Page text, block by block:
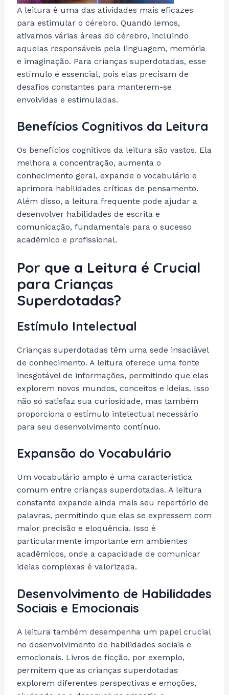
A leitura é uma das atividades mais eficazes
para estimular o cérebro. Quando lemos,
ativamos várias áreas do cérebro, incluindo
aquelas responsáveis pela linguagem, memória
e imaginação. Para crianças superdotadas, esse
estímulo é essencial, pois elas precisam de
desafios constantes para manterem-se
envolvidas e estimuladas.
Benefícios Cognitivos da Leitura
Os benefícios cognitivos da leitura são vastos. Ela
melhora a concentração, aumenta o
conhecimento geral, expande o vocabulário e
aprimora habilidades críticas de pensamento.
Além disso, a leitura frequente pode ajudar a
desenvolver habilidades de escrita e
comunicação, fundamentais para o sucesso
acadêmico e profissional.
Por que a Leitura é Crucial
para Crianças
Superdotadas?
Estímulo Intelectual
Crianças superdotadas têm uma sede insaciável
de conhecimento. A leitura oferece uma fonte
inesgotável de informações, permitindo que elas
explorem novos mundos, conceitos e ideias. Isso
não só satisfaz sua curiosidade, mas também
proporciona o estímulo intelectual necessário
para seu desenvolvimento contínuo.
Expansão do Vocabulário
Um vocabulário amplo é uma característica
comum entre crianças superdotadas. A leitura
constante expande ainda mais seu repertório de
palavras, permitindo que elas se expressem com
maior precisão e eloquência. Isso é
particularmente importante em ambientes
acadêmicos, onde a capacidade de comunicar
ideias complexas é valorizada.
Desenvolvimento de Habilidades
Sociais e Emocionais
A leitura também desempenha um papel crucial
no desenvolvimento de habilidades sociais e
emocionais. Livros de ficção, por exemplo,
permitem que as crianças superdotadas
explorem diferentes perspectivas e emoções,